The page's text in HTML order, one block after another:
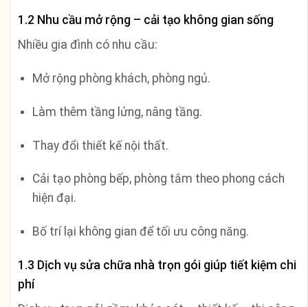
1.2 Nhu cầu mở rộng – cải tạo không gian sống
Nhiều gia đình có nhu cầu:
Mở rộng phòng khách, phòng ngủ.
Làm thêm tầng lửng, nâng tầng.
Thay đổi thiết kế nội thất.
Cải tạo phòng bếp, phòng tắm theo phong cách
hiện đại.
Bố trí lại không gian để tối ưu công năng.
1.3 Dịch vụ sửa chữa nhà trọn gói giúp tiết kiệm chi
phí